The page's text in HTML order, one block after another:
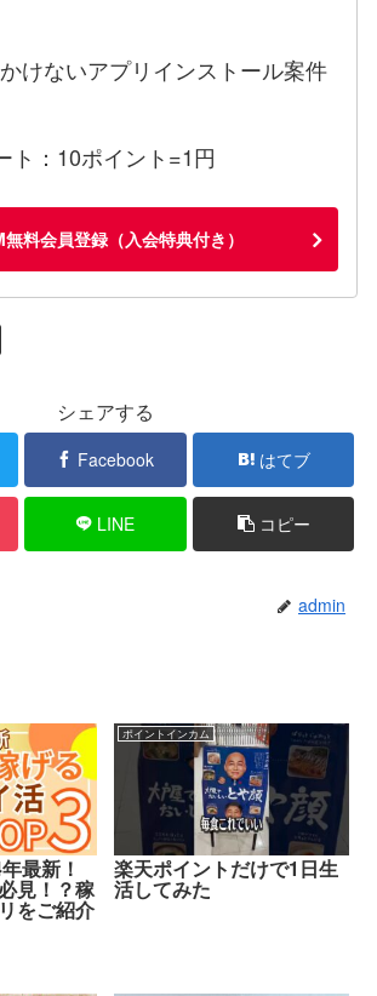
けないアプリインストール案件
ト：10ポイント=1円
無料会員登録（入会特典付き）
シェアする
Facebook はてブ
LINE コピー
admin
最新！
見！？稼
をご紹介
ポイントインカム
楽天ポイントだけで1日生
活してみた